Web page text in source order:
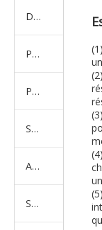
D'autres séries de camions
Produits d'essieux
Produits de support de châssis
Série de suspension équilibrée
Amortisseur Série
Système de direction